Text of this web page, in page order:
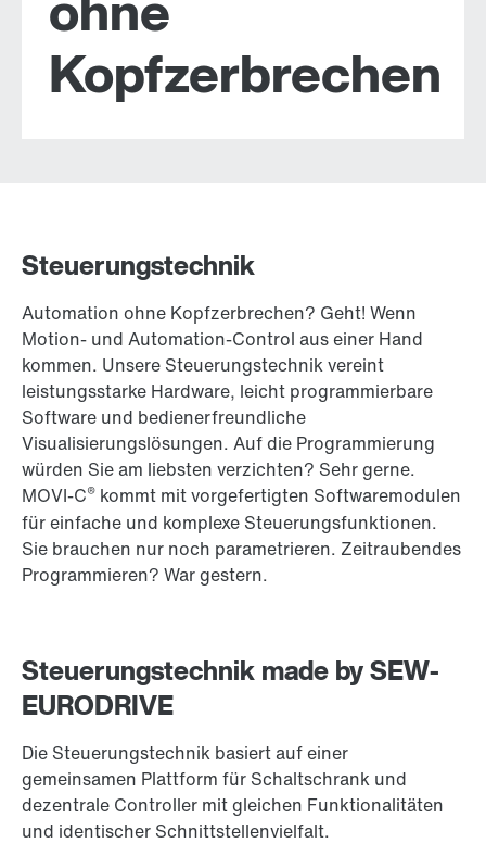
Kopfzerbrechen
Steuerungstechnik
Automation ohne Kopfzerbrechen? Geht! Wenn
Motion- und Automation-Control aus einer Hand
kommen. Unsere Steuerungstechnik vereint
leistungsstarke Hardware, leicht programmierbare
Software und bedienerfreundliche
Visualisierungslösungen. Auf die Programmierung
würden Sie am liebsten verzichten? Sehr gerne.
MOVI-C® kommt mit vorgefertigten Softwaremodulen
für einfache und komplexe Steuerungsfunktionen.
Sie brauchen nur noch parametrieren. Zeitraubendes
Programmieren? War gestern.
Steuerungstechnik made by SEW-
EURODRIVE
Die Steuerungstechnik basiert auf einer
gemeinsamen Plattform für Schaltschrank und
dezentrale Controller mit gleichen Funktionalitäten
und identischer Schnittstellenvielfalt.